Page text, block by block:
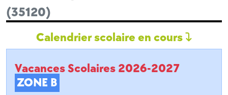
(35120)
Calendrier scolaire en cours
Vacances Scolaires 2026-2027
ZONE B